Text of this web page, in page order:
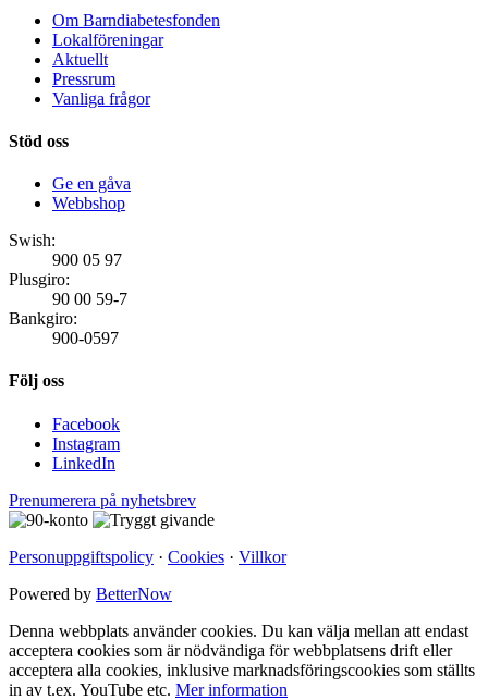
Om Barndiabetesfonden
Lokalföreningar
Aktuellt
Pressrum
Vanliga frågor
Stöd oss
Ge en gåva
Webbshop
Swish:
900 05 97
Plusgiro:
90 00 59-7
Bankgiro:
900-0597
Följ oss
Facebook
Instagram
LinkedIn
Prenumerera på nyhetsbrev
Personuppgiftspolicy · Cookies · Villkor
Powered by BetterNow
Denna webbplats använder cookies. Du kan välja mellan att endast
acceptera cookies som är nödvändiga för webbplatsens drift eller
acceptera alla cookies, inklusive marknadsföringscookies som ställts
in av t.ex. YouTube etc. Mer information